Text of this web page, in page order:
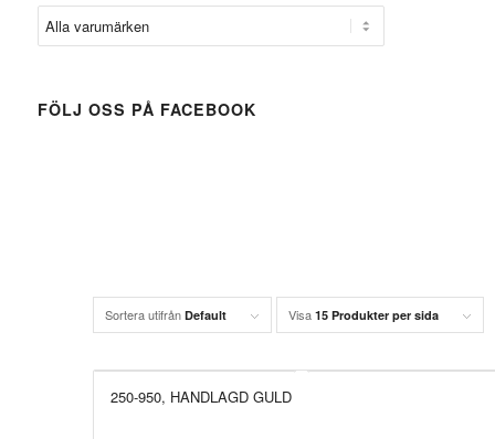
Sortera utifrån Default Visa 15 Produkter per sida
250-950, HANDLAGD GULD
FÖLJ OSS PÅ FACEBOOK